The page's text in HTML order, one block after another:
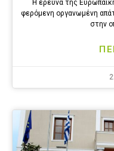
Η έρευνα της
φερόμενη οργανωμένη
στην